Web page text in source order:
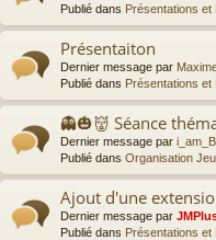
Publié dans Présentations et
Présentaiton
Dernier message par
Publié dans Présentations et
👻🎃👹 Séance
Dernier message par
Publié dans Organisation
Ajout d'une
Dernier message par
Publié dans Présentations et